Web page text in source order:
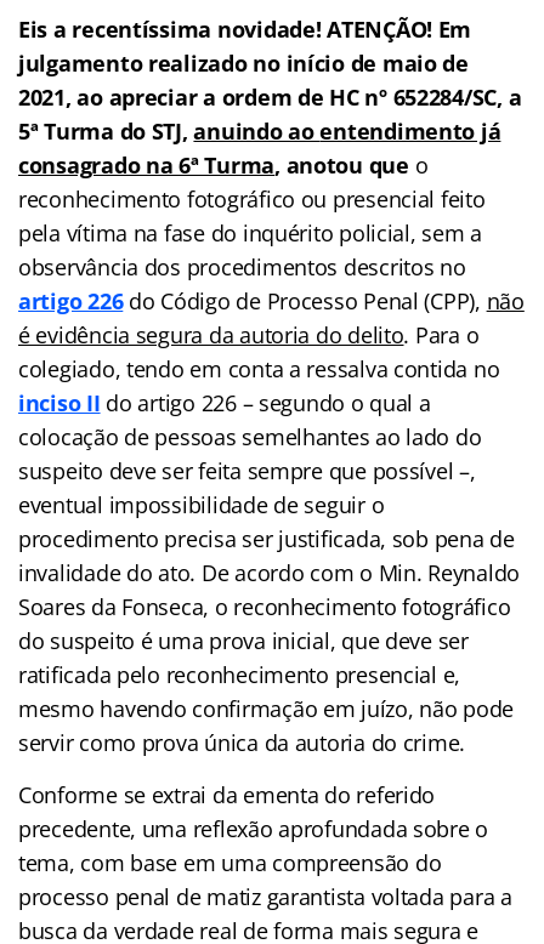
Eis a recentíssima novidade! ATENÇÃO! Em
julgamento realizado no início de maio de
2021, ao apreciar a ordem de HC nº 652284/SC, a
5ª Turma do STJ,anuindo aoentendimento já
consagrado na 6ª Turma, anotou que o
reconhecimento fotográfico ou presencial feito
pela vítima na fase do inquérito policial, sem a
observância dos procedimentos descritos no
artigo 226do Código de Processo Penal (CPP), não
é evidência segura da autoria do delito. Para o
colegiado, tendo em conta a ressalva contida no
inciso II do artigo 226 – segundo o qual a
colocação de pessoas semelhantes ao lado do
suspeito deve ser feita sempre que possível –,
eventual impossibilidade de seguir o
procedimento precisa ser justificada, sob pena de
invalidade do ato. De acordo com o Min. Reynaldo
Soares da Fonseca, o reconhecimento fotográfico
do suspeito é uma prova inicial, que deve ser
ratificada pelo reconhecimento presencial e,
mesmo havendo confirmação em juízo, não pode
servir como prova única da autoria do crime.
Conforme se extrai da ementa do referido
precedente, uma reflexão aprofundada sobre o
tema, com base em uma compreensão do
processo penal de matiz garantista voltada para a
busca da verdade real de forma mais segura e